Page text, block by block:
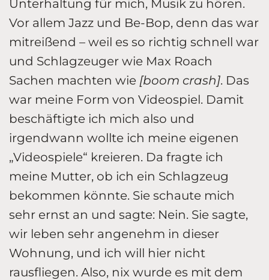
Unterhaltung für mich, Musik zu hören.
Vor allem Jazz und Be-Bop, denn das war
mitreißend – weil es so richtig schnell war
und Schlagzeuger wie Max Roach
Sachen machten wie [boom crash]. Das
war meine Form von Videospiel. Damit
beschäftigte ich mich also und
irgendwann wollte ich meine eigenen
„Videospiele“ kreieren. Da fragte ich
meine Mutter, ob ich ein Schlagzeug
bekommen könnte. Sie schaute mich
sehr ernst an und sagte: Nein. Sie sagte,
wir leben sehr angenehm in dieser
Wohnung, und ich will hier nicht
rausfliegen. Also, nix wurde es mit dem